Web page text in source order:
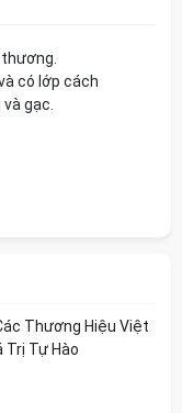
thương.
có lớp cách
gạc.
Thương Hiệu Việt
Trị Tự Hào